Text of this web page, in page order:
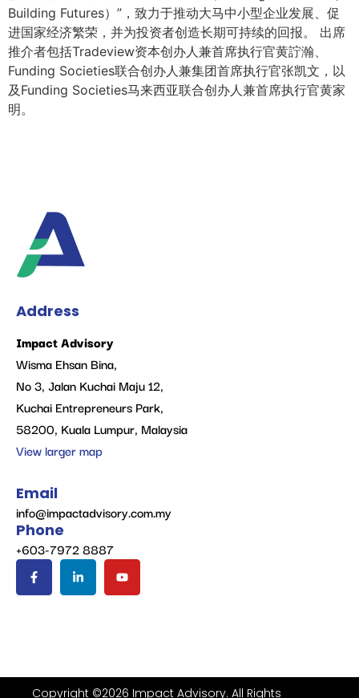
Building Futures）”，致力于推动大马中小型企业发展、促
进国家经济繁荣，并为投资者创造长期可持续的回报。 出席
推介者包括Tradeview资本创办人兼首席执行官黄詝瀚、
Funding Societies联合创办人兼集团首席执行官张凯文，以
及Funding Societies马来西亚联合创办人兼首席执行官黄家
明。
Address
Impact Advisory
Wisma Ehsan Bina,
No 3, Jalan Kuchai Maju 12,
Kuchai Entrepreneurs Park,
58200, Kuala Lumpur, Malaysia
View larger map
Email
info@impactadvisory.com.my
Phone
+603-7972 8887
Copyright ©2026 Impact Advisory. All Rights